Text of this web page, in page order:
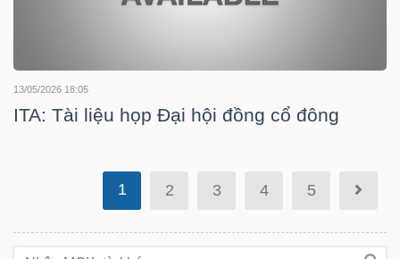
13/05/2026 18:05
ITA: Tài liệu họp Đại hội đồng cổ đông
1 2 3 4 5